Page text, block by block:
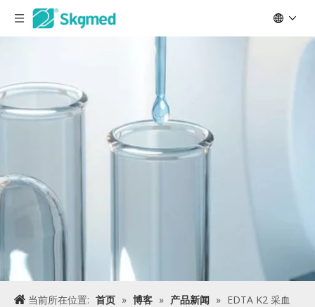
当前所在位置: 首页 » 博客 » 产品新闻 » EDTA K2 采血